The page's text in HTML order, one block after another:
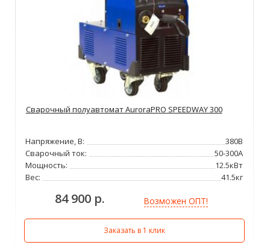
Сварочный полуавтомат AuroraPRO SPEEDWAY 300
Напряжение, В:
380В
Сварочный ток:
50-300А
Мощность:
12.5кВт
Вес:
41.5кг
84 900 р. Возможен ОПТ!
Заказать в 1 клик